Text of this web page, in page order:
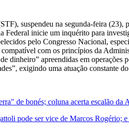
suspendeu na segunda-feira (23),
inicie um inquérito para
pelo Congresso Nacional,
com os princípios da
dinheiro” apreendidas em
exigindo uma atuação constante
de bonés; coluna acerta escalão da
pode ser vice de Marcos Rogério; e